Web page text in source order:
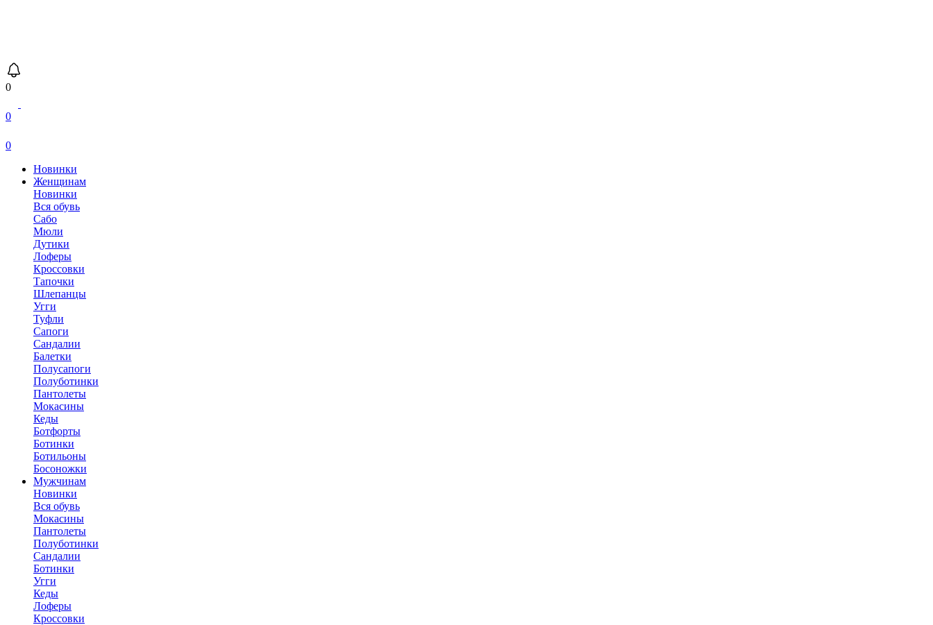
0
0
0
Новинки
Женщинам
Новинки
Вся обувь
Сабо
Мюли
Дутики
Лоферы
Кроссовки
Тапочки
Шлепанцы
Угги
Туфли
Сапоги
Сандалии
Балетки
Полусапоги
Полуботинки
Пантолеты
Мокасины
Кеды
Ботфорты
Ботинки
Ботильоны
Босоножки
Мужчинам
Новинки
Вся обувь
Мокасины
Пантолеты
Полуботинки
Сандалии
Ботинки
Угги
Кеды
Лоферы
Кроссовки